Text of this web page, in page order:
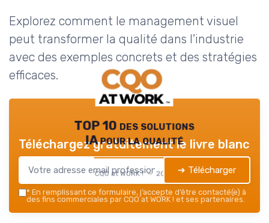
Explorez comment le management visuel
peut transformer la qualité dans l'industrie
avec des exemples concrets et des stratégies
efficaces.
TOP 10 des solutions
IA pour la qualité
CQO at WORK ! — 2026
Téléchargez gratuitement le livre blanc
➔ Télécharger
* En remplissant ce formulaire, j’accepte d’être contacté(e) à
des fins commerciales par CQO at WORK ! et ses partenaires.